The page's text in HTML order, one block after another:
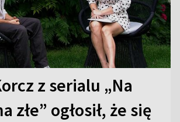
z serialu „Na
złe” ogłosił, że się